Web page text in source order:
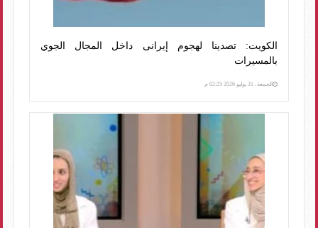
الكويت: تصدينا لهجوم إيرانى داخل المجال الجوي
بالمسيرات
الجمعة، 31 يوليو 2026 02:25 م